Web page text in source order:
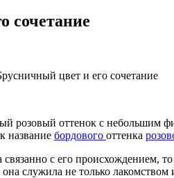
сочетание
цвет и его сочетание
розовый оттенок с небольшим
название бордового оттенка
связанно с его происхождением,
служила не только